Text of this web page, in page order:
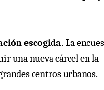
escogida. La
una nueva cárcel en la
centros urbanos.